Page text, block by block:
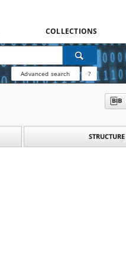
COLLECTIONS
Advanced search ?
STRUCTURE